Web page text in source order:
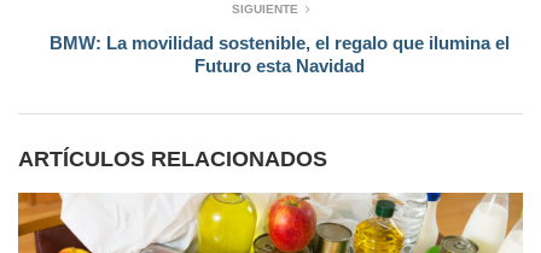
SIGUIENTE
BMW: La movilidad sostenible, el regalo que ilumina el
Futuro esta Navidad
ARTÍCULOS RELACIONADOS